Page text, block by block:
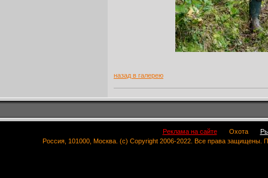
назад в галерею
Реклама на сайте Охота
Россия, 101000, Москва. (c) Copyright 2006-2022. Все права защищены.